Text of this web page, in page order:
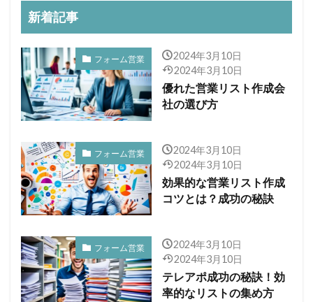
新着記事
フォーム営業
2024年3月10日
2024年3月10日
優れた営業リスト作成会
社の選び方
フォーム営業
2024年3月10日
2024年3月10日
効果的な営業リスト作成
コツとは？成功の秘訣
フォーム営業
2024年3月10日
2024年3月10日
テレアポ成功の秘訣！効
率的なリストの集め方